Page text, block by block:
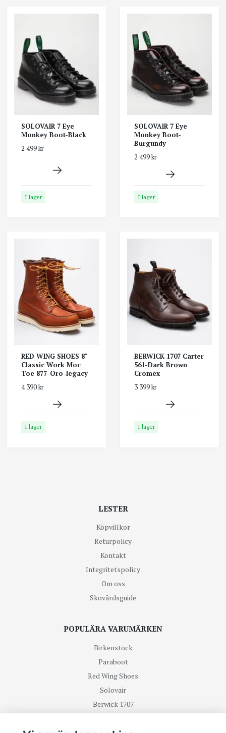
SOLOVAIR 7 Eye
Monkey Boot-Black
2 499 kr
I lager
SOLOVAIR 7 Eye
Monkey Boot-
Burgundy
2 499 kr
I lager
RED WING SHOES 8"
Classic Work Moc
Toe 877-Oro-legacy
4 390 kr
I lager
BERWICK 1707 Carter
561-Dark Brown
Cromex
3 399 kr
I lager
LESTER
Köpvillkor
Returpolicy
Kontakt
Integritetspolicy
Om oss
Skovårdsguide
POPULÄRA VARUMÄRKEN
Birkenstock
Paraboot
Red Wing Shoes
Solovair
Berwick 1707